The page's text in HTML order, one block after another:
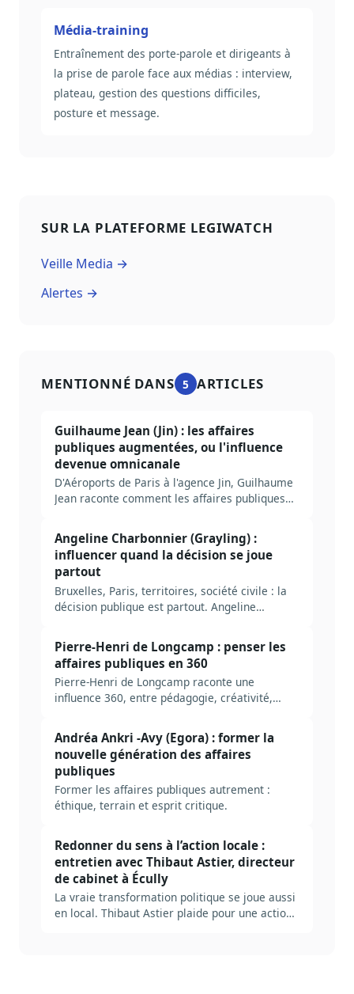
Média-training
Entraînement des porte-parole et dirigeants à
la prise de parole face aux médias : interview,
plateau, gestion des questions difficiles,
posture et message.
SUR LA PLATEFORME LEGIWATCH
Veille Media →
Alertes →
MENTIONNÉ DANS 5 ARTICLES
Guilhaume Jean (Jin) : les affaires
publiques augmentées, ou l'influence
devenue omnicanale
D'Aéroports de Paris à l'agence Jin, Guilhaume
Jean raconte comment les affaires publiques
dirigeant ambassadeur, IA et préparation de
2027.
Angeline Charbonnier (Grayling) :
influencer quand la décision se joue
partout
Bruxelles, Paris, territoires, société civile : la
décision publique est partout. Angeline
robustesse des arguments, pas sur le réseau.
Pierre-Henri de Longcamp : penser les
affaires publiques en 360
Pierre-Henri de Longcamp raconte une
influence 360, entre pédagogie, créativité,
Andréa Ankri -Avy (Egora) : former la
nouvelle génération des affaires
publiques
Former les affaires publiques autrement :
éthique, terrain et esprit critique.
Redonner du sens à l’action locale :
entretien avec Thibaut Astier, directeur
de cabinet à Écully
La vraie transformation politique se joue aussi
en local. Thibaut Astier plaide pour une action